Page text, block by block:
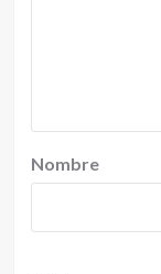
Nombre